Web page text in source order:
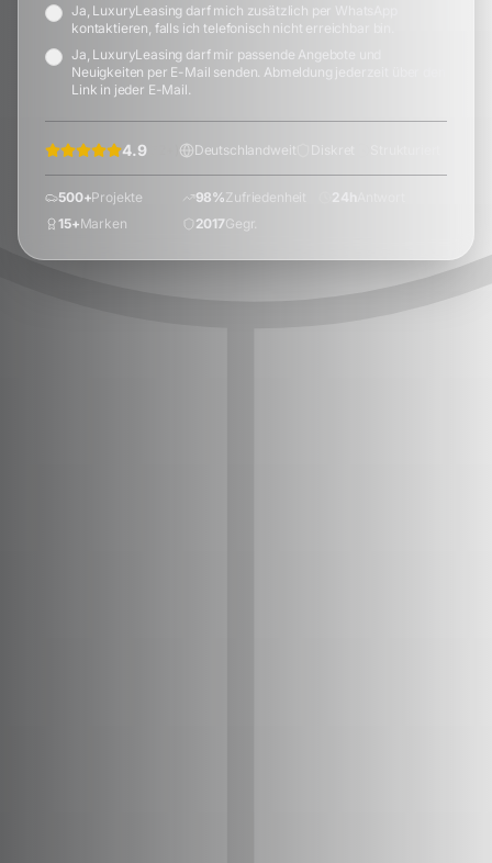
Ja, LuxuryLeasing darf mich zusätzlich per WhatsApp
kontaktieren, falls ich telefonisch nicht erreichbar bin.
Ja, LuxuryLeasing darf mir passende Angebote und
Neuigkeiten per E-Mail senden. Abmeldung jederzeit über den
Link in jeder E-Mail.
4.9( Deutschlandweit
500+Projekte 98% Zufriedenheit 24h
15+Marken 2017Gegr.